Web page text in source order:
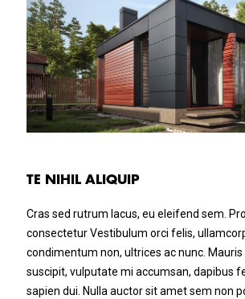
TE NIHIL ALIQUIP
Cras sed rutrum lacus, eu eleifend sem.
consectetur Vestibulum orci felis,
condimentum non, ultrices ac nunc. Mauris
suscipit, vulputate mi accumsan, dapibus
sapien dui. Nulla auctor sit amet sem non